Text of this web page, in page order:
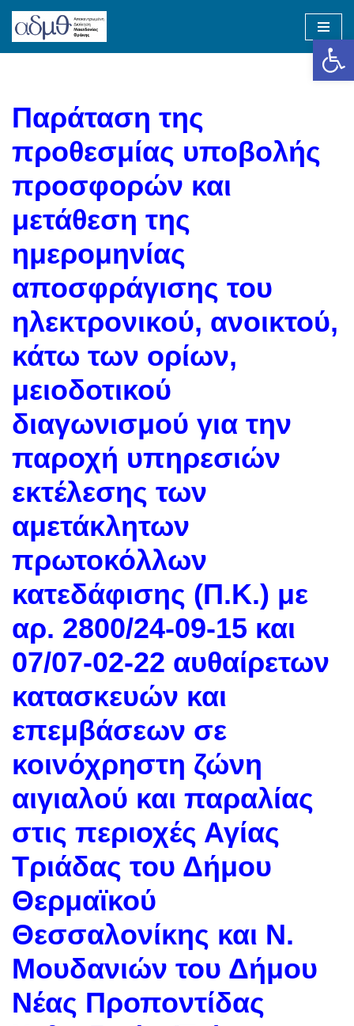
Skip
Παράταση της
προθεσμίας υποβολής
προσφορών και
μετάθεση της
ημερομηνίας
αποσφράγισης του
ηλεκτρονικού, ανοικτού,
κάτω των ορίων,
μειοδοτικού
διαγωνισμού για την
παροχή υπηρεσιών
εκτέλεσης των
αμετάκλητων
πρωτοκόλλων
κατεδάφισης (Π.Κ.) με
αρ. 2800/24-09-15 και
07/07-02-22 αυθαίρετων
κατασκευών και
επεμβάσεων σε
κοινόχρηστη ζώνη
αιγιαλού και παραλίας
στις περιοχές Αγίας
Τριάδας του Δήμου
Θερμαϊκού
Θεσσαλονίκης και Ν.
Μουδανιών του Δήμου
Νέας Προποντίδας